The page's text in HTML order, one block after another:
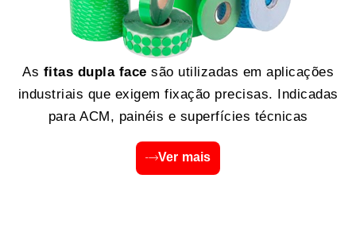
As fitas dupla face são utilizadas em aplicações
industriais que exigem fixação precisas. Indicadas
para ACM, painéis e superfícies técnicas
Ver mais